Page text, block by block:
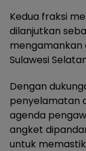
Kedua fraksi
dilanjutkan
mengamankan
Sulawesi
Dengan
penyelamatan
agenda
angket
untuk